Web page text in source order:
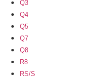
Q3
Q4
Q5
Q7
Q8
R8
RS/S